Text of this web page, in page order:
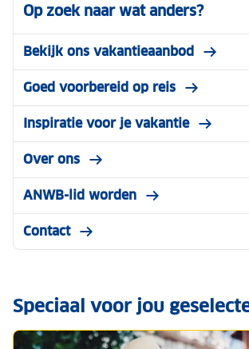
Op zoek naar wat anders?
Bekijk ons vakantieaanbod
Goed voorbereid op reis
Inspiratie voor je vakantie
Over ons
ANWB-lid worden
Contact
Speciaal voor jou